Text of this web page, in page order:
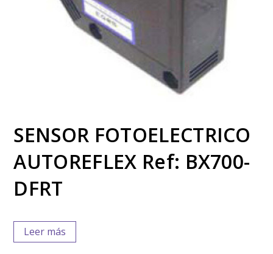
SENSOR FOTOELECTRICO
AUTOREFLEX Ref: BX700-
DFRT
Leer más